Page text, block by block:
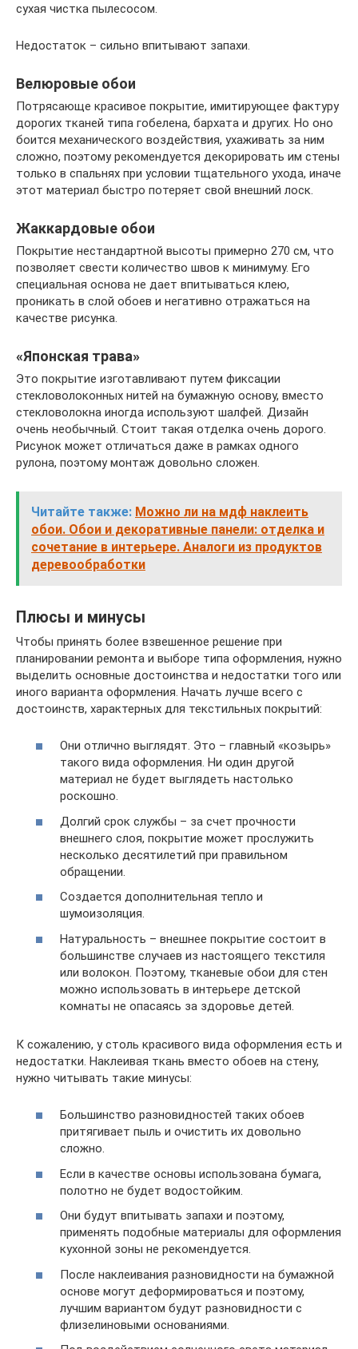
сухая чистка пылесосом.
Недостаток – сильно впитывают запахи.
Велюровые обои
Потрясающе красивое покрытие, имитирующее фактуру
дорогих тканей типа гобелена, бархата и других. Но оно
боится механического воздействия, ухаживать за ним
сложно, поэтому рекомендуется декорировать им стены
только в спальнях при условии тщательного ухода, иначе
этот материал быстро потеряет свой внешний лоск.
Жаккардовые обои
Покрытие нестандартной высоты примерно 270 см, что
позволяет свести количество швов к минимуму. Его
специальная основа не дает впитываться клею,
проникать в слой обоев и негативно отражаться на
качестве рисунка.
«Японская трава»
Это покрытие изготавливают путем фиксации
стекловолоконных нитей на бумажную основу, вместо
стекловолокна иногда используют шалфей. Дизайн
очень необычный. Стоит такая отделка очень дорого.
Рисунок может отличаться даже в рамках одного
рулона, поэтому монтаж довольно сложен.
Читайте также: Можно ли на мдф наклеить
обои. Обои и декоративные панели: отделка и
сочетание в интерьере. Аналоги из продуктов
деревообработки
Плюсы и минусы
Чтобы принять более взвешенное решение при
планировании ремонта и выборе типа оформления, нужно
выделить основные достоинства и недостатки того или
иного варианта оформления. Начать лучше всего с
достоинств, характерных для текстильных покрытий:
Они отлично выглядят. Это – главный «козырь»
такого вида оформления. Ни один другой
материал не будет выглядеть настолько
роскошно.
Долгий срок службы – за счет прочности
внешнего слоя, покрытие может прослужить
несколько десятилетий при правильном
обращении.
Создается дополнительная тепло и
шумоизоляция.
Натуральность – внешнее покрытие состоит в
большинстве случаев из настоящего текстиля
или волокон. Поэтому, тканевые обои для стен
можно использовать в интерьере детской
комнаты не опасаясь за здоровье детей.
К сожалению, у столь красивого вида оформления есть и
недостатки. Наклеивая ткань вместо обоев на стену,
нужно читывать такие минусы:
Большинство разновидностей таких обоев
притягивает пыль и очистить их довольно
сложно.
Если в качестве основы использована бумага,
полотно не будет водостойким.
Они будут впитывать запахи и поэтому,
применять подобные материалы для оформления
кухонной зоны не рекомендуется.
После наклеивания разновидности на бумажной
основе могут деформироваться и поэтому,
лучшим вариантом будут разновидности с
флизелиновыми основаниями.